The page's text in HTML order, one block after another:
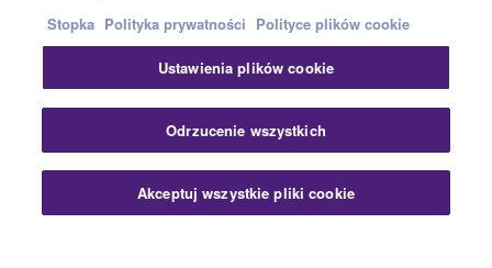
Warunki korzystaniaPolityka prywatności
Polityka plików cookieStopka
© Yamaha Corporation.
Stopka Polityka prywatności Polityce plików cookie
Ustawienia plików cookie
Odrzucenie wszystkich
Akceptuj wszystkie pliki cookie